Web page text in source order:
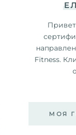
Fitness.
МОЯ